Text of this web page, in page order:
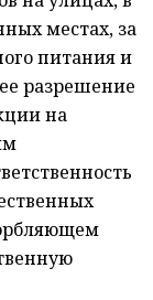
местах, за
питания и
разрешение
на